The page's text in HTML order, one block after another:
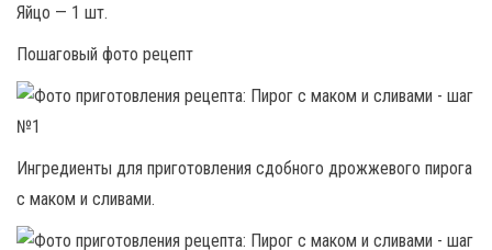
Яйцо — 1 шт.
Пошаговый фото рецепт
Ингредиенты для приготовления сдобного дрожжевого пирога
с маком и сливами.